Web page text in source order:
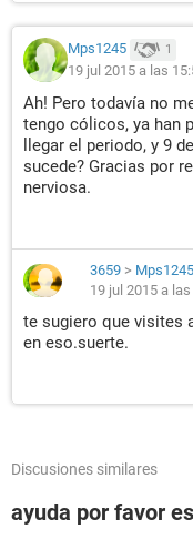
Mps1245 1
19 jul 2015 a las
Ah! Pero todavía no
tengo cólicos, ya han
llegar el periodo, y 9
sucede? Gracias por
nerviosa.
3659 > Mps1245
19 jul 2015 a
te sugiero que visites
en eso.suerte.
Discusiones similares
ayuda por favor